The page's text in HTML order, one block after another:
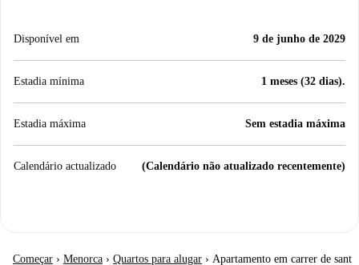
Disponível em 9 de junho de 2029
Estadia mínima 1 meses (32 dias).
Estadia máxima Sem estadia máxima
Calendário actualizado (Calendário não atualizado recentemente)
Começar › Menorca › Quartos para alugar › Apartamento em carrer de sant